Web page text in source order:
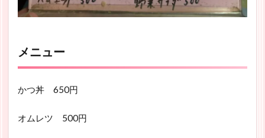
メニュー
かつ丼 650円
オムレツ 500円